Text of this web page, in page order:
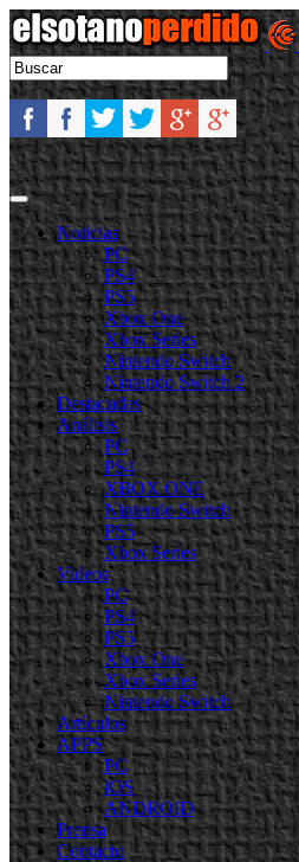
Noticias
PC
PS4
PS5
Xbox One
Xbox Series
Nintendo Switch
Nintendo Switch 2
Destacadas
Análisis
PC
PS4
XBOX ONE
Nintendo Switch
PS5
Xbox Series
Videos
PC
PS4
PS5
Xbox One
Xbox Series
Nintendo Switch
Artículos
APPS
PC
iOS
ANDROID
Prensa
Contacto